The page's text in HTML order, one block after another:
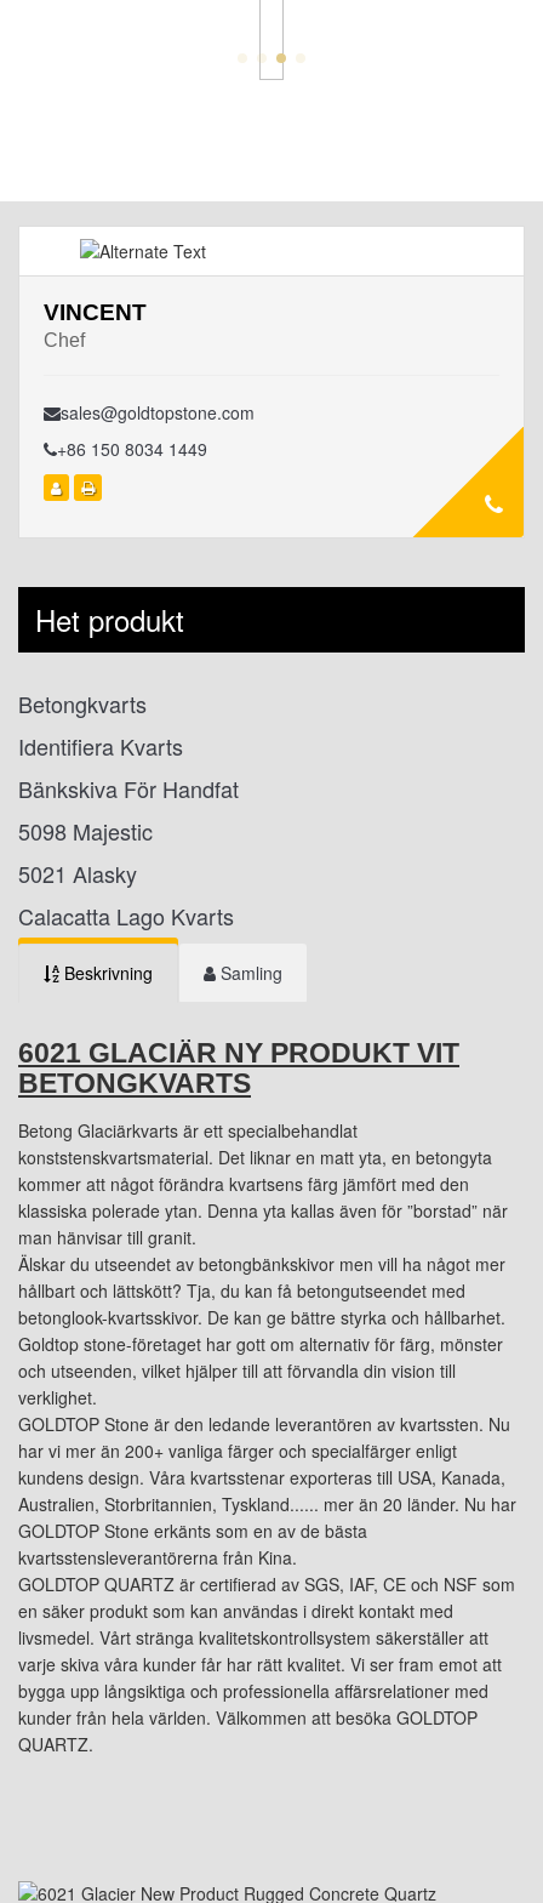
VINCENT
Chef
sales@goldtopstone.com
+86 150 8034 1449
Het produkt
Betongkvarts
Identifiera Kvarts
Bänkskiva För Handfat
5098 Majestic
5021 Alasky
Calacatta Lago Kvarts
Beskrivning Samling
6021 GLACIÄR NY PRODUKT VIT
BETONGKVARTS
Betong Glaciärkvarts är ett specialbehandlat
konststenskvartsmaterial. Det liknar en matt yta, en betongyta
kommer att något förändra kvartsens färg jämfört med den
klassiska polerade ytan. Denna yta kallas även för ”borstad” när
man hänvisar till granit.
Älskar du utseendet av betongbänkskivor men vill ha något mer
hållbart och lättskött? Tja, du kan få betongutseendet med
betonglook-kvartsskivor. De kan ge bättre styrka och hållbarhet.
Goldtop stone-företaget har gott om alternativ för färg, mönster
och utseenden, vilket hjälper till att förvandla din vision till
verklighet.
GOLDTOP Stone är den ledande leverantören av kvartssten. Nu
har vi mer än 200+ vanliga färger och specialfärger enligt
kundens design. Våra kvartsstenar exporteras till USA, Kanada,
Australien, Storbritannien, Tyskland...... mer än 20 länder. Nu har
GOLDTOP Stone erkänts som en av de bästa
kvartsstensleverantörerna från Kina.
GOLDTOP QUARTZ är certifierad av SGS, IAF, CE och NSF som
en säker produkt som kan användas i direkt kontakt med
livsmedel. Vårt stränga kvalitetskontrollsystem säkerställer att
varje skiva våra kunder får har rätt kvalitet. Vi ser fram emot att
bygga upp långsiktiga och professionella affärsrelationer med
kunder från hela världen. Välkommen att besöka GOLDTOP
QUARTZ.